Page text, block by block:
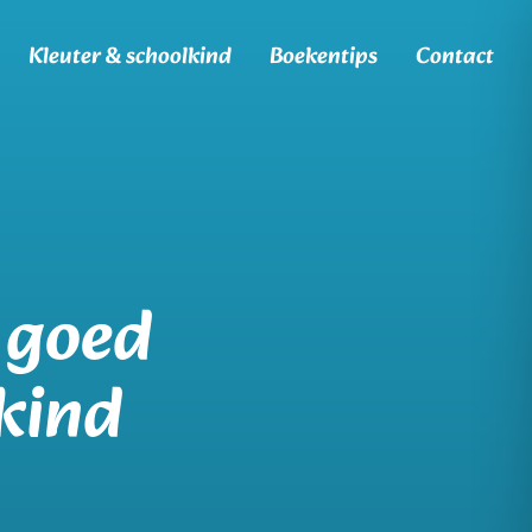
Kleuter & schoolkind Boekentips Contact